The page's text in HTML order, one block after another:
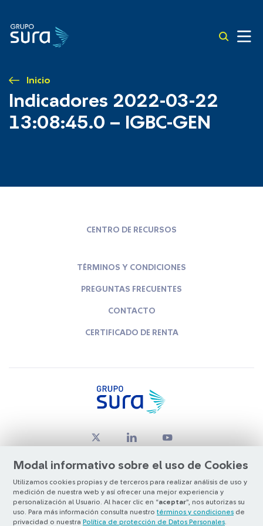
Inicio
Indicadores 2022-03-22
13:08:45.0 – IGBC-GEN
Modal informativo sobre el uso de Cookies
Utilizamos cookies propias y de terceros para realizar análisis de uso y
medición de nuestra web y así ofrecer una mejor experiencia y
personalización al Usuario. Al hacer clic en “aceptar”, nos autorizas su
uso. Para más información consulta nuestro términos y condiciones de
privacidad o nuestra Política de protección de Datos Personales
CENTRO DE RECURSOS
TÉRMINOS Y CONDICIONES
PREGUNTAS FRECUENTES
CONTACTO
CERTIFICADO DE RENTA
© Copyright Grupo SURA 2026